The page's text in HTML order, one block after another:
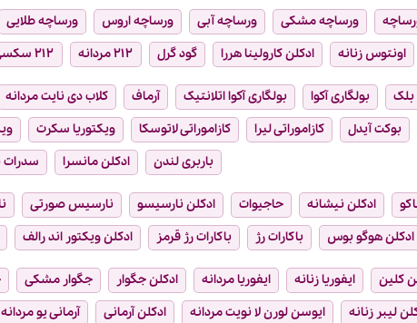
ورساچه مشکی ورساچه آبی ورساچه اروس ورساچه طلایی
اونتوس زنانه ادکلن کارولینا هررا گود گرل ۲۱۲ مردانه ۲۱۲ سکسی زنانه
بلک بولگاری آکوا بولگاری آکوا اتلانتیک آرماف کلاب دی نایت مردانه
بوکت آیدل کازاموراتی لیرا کازاموراتی لاتوسکا ویکتوریا سکرت
باربری لندن
ادکلن مانسرا سدرات
ادکلن نیشانه حاجیوات ادکلن نارسیسو نارسیس صورتی
ادکلن هوگو بوس باکارات رژ باکارات رژ قرمز ادکلن ویکتور اند رالف
کلین ایفوریا زنانه ایفوریا مردانه ادکلن جگوار جگوار مشکی
لیبر زنانه ایوسن لورن لا نویت مردانه ادکلن آرمانی آرمانی یو مردانه